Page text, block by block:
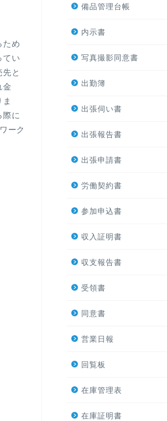
ため
てい
と
金
際に
ーク
備品管理台帳
内示書
写真撮影同意書
出勤簿
出張伺い書
出張報告書
出張申請書
労働契約書
参加申込書
収入証明書
収支報告書
受領書
同意書
営業日報
回覧板
在庫管理表
在庫証明書